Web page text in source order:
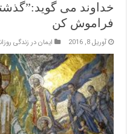
خداوند می گوید:”گذشته
فراموش کن
آوریل 8, 2016 ایمان در زندگی